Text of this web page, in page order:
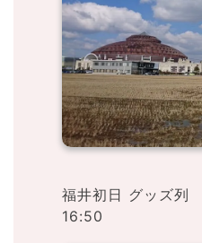
福井初日 グッズ列
16:50